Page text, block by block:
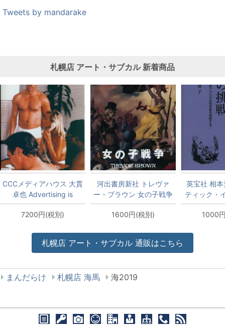
Tweets by mandarake
札幌店 アート・サブカル新着商品
CCCメディアハウス 大貫
卓也 Advertising is
TAKUYA ONUKI
Advertising
7200円(税別)
河出書房新社 トレヴァ
ー・ブラウン 女の子戦争
1600円(税別)
英宝社 相
ティック・
へ
1000
札幌店 アート・サブカル 通販はこちら
まんだらけ 札幌店 海馬 海2019